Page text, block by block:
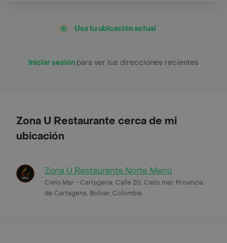
Usa tu ubicación actual
Iniciar sesión para ver tus direcciones recientes
Zona U Restaurante cerca de mi
ubicación
Zona U Restaurante Norte Menú
Cielo Mar - Cartagena, Calle 20, Cielo mar, Provincia
de Cartagena, Bolívar, Colombia